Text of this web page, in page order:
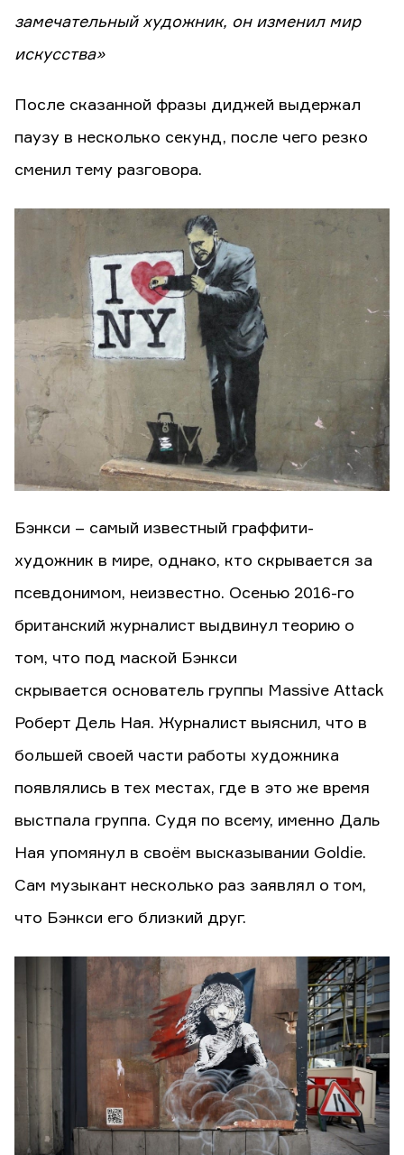
замечательный художник, он изменил мир
искусства»
После сказанной фразы диджей выдержал
паузу в несколько секунд, после чего резко
сменил тему разговора.
Бэнкси – самый известный граффити-
художник в мире, однако, кто скрывается за
псевдонимом, неизвестно. Осенью 2016-го
британский журналист выдвинул теорию о
том, что под маской Бэнкси
скрывается основатель группы Massive Attack
Роберт Дель Ная. Журналист выяснил, что в
большей своей части работы художника
появлялись в тех местах, где в это же время
выстпала группа. Судя по всему, именно Даль
Ная упомянул в своём высказывании Goldie.
Сам музыкант несколько раз заявлял о том,
что Бэнкси его близкий друг.